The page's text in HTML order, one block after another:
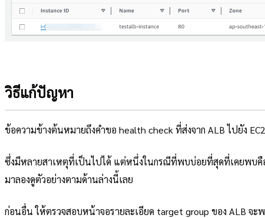
วิธีแก้ปัญหา
ข้อความข้างต้นหมายถึงคำขอ health check ที่ส่งจาก ALB ไปยัง
ซึ่งมีหลายสาเหตุที่เป็นไปได้ แต่หนึ่งในกรณีที่พบบ่อยที่สุดที่เคยพบคือ
มาลองดูตัวอย่างตามด้านล่างนี้เลย
ก่อนอื่น ให้ตรวจสอบหน้าจอรายละเอียด target group ของ ALB จ